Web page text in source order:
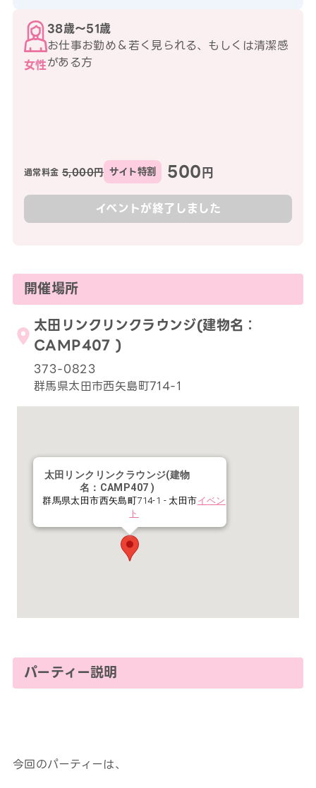
女性
38歳〜51歳
お仕事お勤め＆若く見られる、もしくは清潔感
がある方
通常料金 5,000円 サイト特割 500円
イベントが終了しました
開催場所
太田リンクリンクラウンジ(建物名：
CAMP407 )
373-0823
群馬県太田市西矢島町714-1
太田リンクリンクラウンジ(建物
名：CAMP407 )
群馬県太田市西矢島町714-1 - 太田市イベン
ト
パーティー説明
今回のパーティーは、